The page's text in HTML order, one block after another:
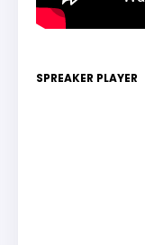
SPREAKER PLAYER